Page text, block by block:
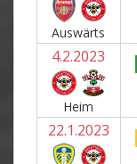
Auswärts
4.2.2023
Heim
22.1.2023